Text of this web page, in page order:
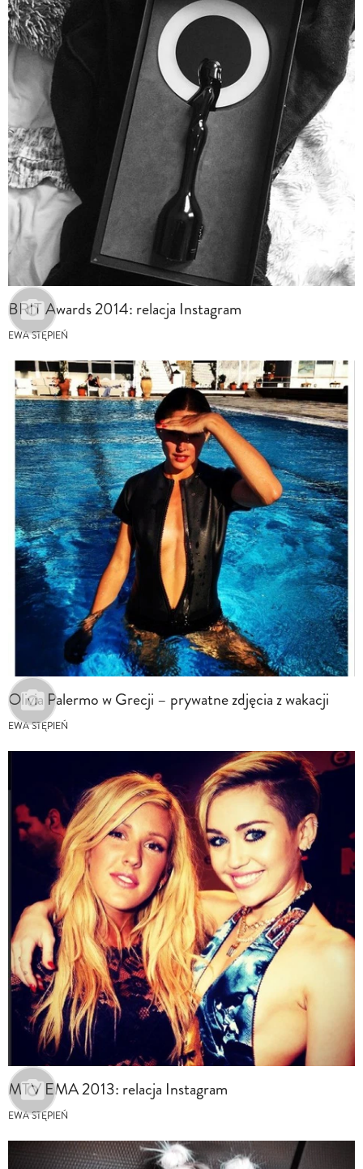
BRIT Awards 2014: relacja Instagram
EWA STĘPIEŃ
Olivia Palermo w Grecji – prywatne zdjęcia z wakacji
EWA STĘPIEŃ
MTV EMA 2013: relacja Instagram
EWA STĘPIEŃ